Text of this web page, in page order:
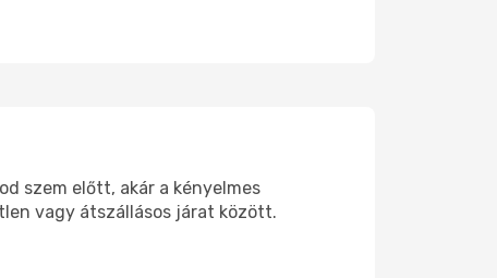
szem előtt, akár a kényelmes
vagy átszállásos járat között.